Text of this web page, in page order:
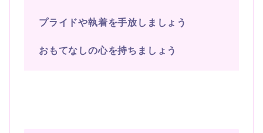
プライドや執着を手放しましょう
おもてなしの心を持ちましょう